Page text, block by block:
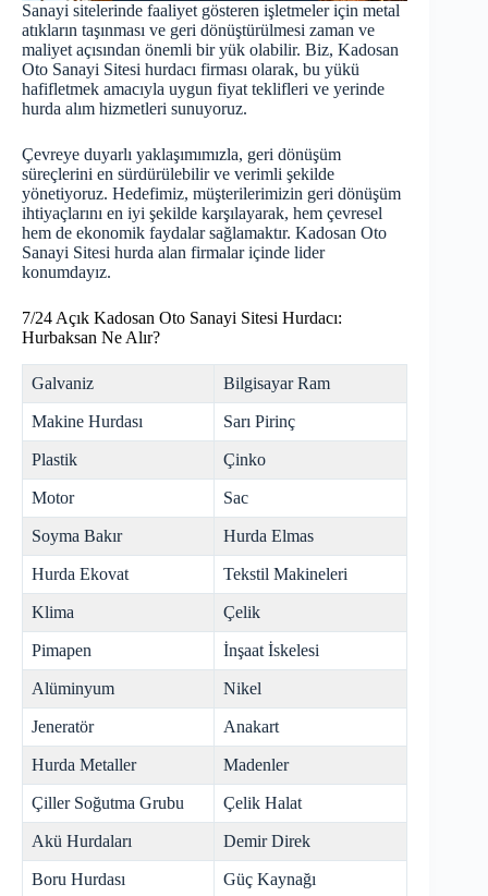
Sanayi sitelerinde faaliyet gösteren işletmeler için metal
atıkların taşınması ve geri dönüştürülmesi zaman ve
maliyet açısından önemli bir yük olabilir. Biz, Kadosan
Oto Sanayi Sitesi hurdacı firması olarak, bu yükü
hafifletmek amacıyla uygun fiyat teklifleri ve yerinde
hurda alım hizmetleri sunuyoruz.
Çevreye duyarlı yaklaşımımızla, geri dönüşüm
süreçlerini en sürdürülebilir ve verimli şekilde
yönetiyoruz. Hedefimiz, müşterilerimizin geri dönüşüm
ihtiyaçlarını en iyi şekilde karşılayarak, hem çevresel
hem de ekonomik faydalar sağlamaktır. Kadosan Oto
Sanayi Sitesi hurda alan firmalar içinde lider
konumdayız.
7/24 Açık Kadosan Oto Sanayi Sitesi Hurdacı:
Hurbaksan Ne Alır?
Galvaniz Bilgisayar Ram
Makine Hurdası Sarı Pirinç
Plastik Çinko
Motor Sac
Soyma Bakır Hurda Elmas
Hurda Ekovat Tekstil Makineleri
Klima Çelik
Pimapen İnşaat İskelesi
Alüminyum Nikel
Jeneratör Anakart
Hurda Metaller Madenler
Çiller Soğutma Grubu Çelik Halat
Akü Hurdaları Demir Direk
Boru Hurdası Güç Kaynağı